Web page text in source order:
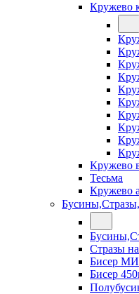
Кружево
Кружево
Тесьма
Кружево
Стразы
Бисер
Бисер